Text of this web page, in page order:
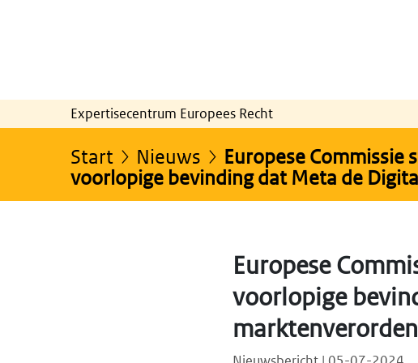
Expertisecentrum Europees Recht
Start Nieuws
Europese Commissie
voorlopige bevinding dat Meta de
Europese
voorlopige